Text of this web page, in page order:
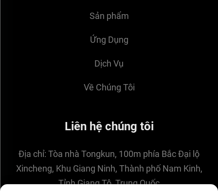
Sản phẩm
Ứng Dụng
Dịch Vụ
Về Chúng Tôi
Liên hệ chúng tôi
Địa chỉ: Tòa nhà Tongkun, 100m phía Bắc Đại lộ
Xincheng, Khu Giang Ninh, Thành phố Nam Kinh,
Tỉnh Giang Tô, Trung Quốc